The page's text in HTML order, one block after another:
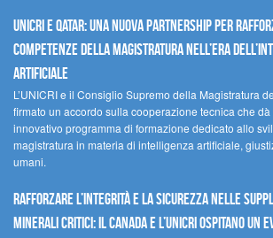
UNICRI e Qatar: una nuova partnership per
competenze della magistratura nell’era
artificiale
L’UNICRI e il Consiglio Supremo della Magistratura
firmato un accordo sulla cooperazione tecnica che
innovativo programma di formazione dedicato allo
magistratura in materia di intelligenza artificiale,
umani.
Rafforzare l’integrità e la sicurezza nelle
minerali critici: il Canada e l’UNICRI ospitano un